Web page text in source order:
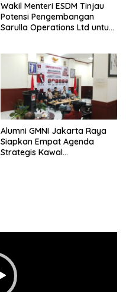
Wakil Menteri ESDM Tinjau
Potensi Pengembangan
Sarulla Operations Ltd untuk
Alumni GMNI Jakarta Raya
Siapkan Empat Agenda
Strategis Kawal